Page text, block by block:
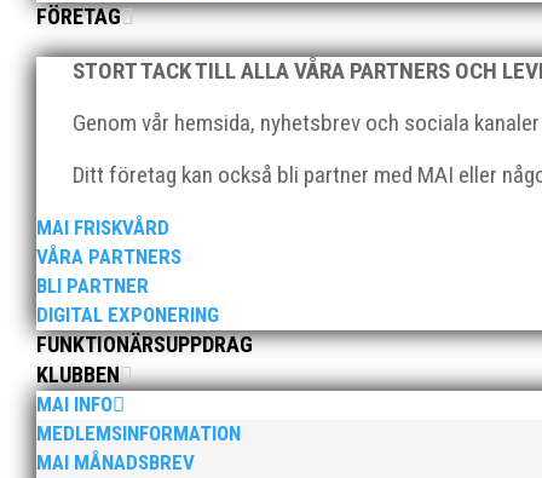
FÖRETAG
STORT TACK TILL ALLA VÅRA PARTNERS OCH
Genom vår hemsida, nyhetsbrev och sociala
Ditt företag kan också bli partner med MAI eller
MAI FRISKVÅRD
VÅRA PARTNERS
BLI PARTNER
DIGITAL EXPONERING
FUNKTIONÄRSUPPDRAG
KLUBBEN
MAI INFO
MEDLEMSINFORMATION
MAI MÅNADSBREV
som ingår i Götalandsregionen och deltar med lag i
I helgen anordnades Malmö Indoor Challenge i
med på ”Prova-På-Tävling". Det blev en härlig